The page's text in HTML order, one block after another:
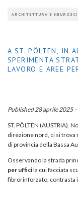
ARCHITETTURA E
A ST. PÖLTEN, IN
SPERIMENTA
LAVORO E AREE
Published 28 aprile 2025
ST. PÖLTEN (AUSTRIA).
direzione nord, ci si trova
di provincia della Bassa
Osservando la strada
per ufficila cui facciata
fibrorinforzato, contrasta